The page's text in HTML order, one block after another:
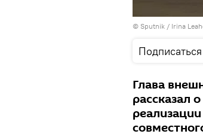
© Sputnik / Irina
Подписаться
Глава
рассказал